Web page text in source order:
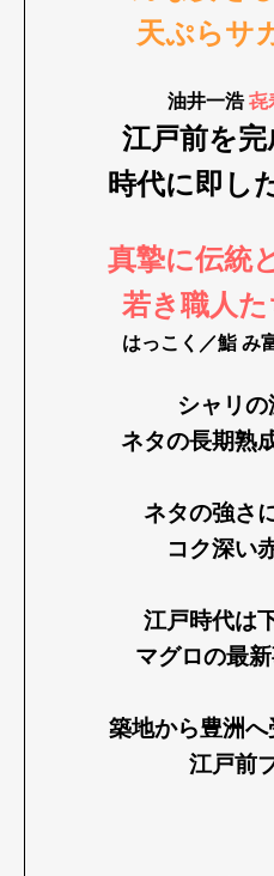
Art&DesignWatch
Product
Pen Membership
Pen
Pen international
天ぷらサ
油井一浩㐂
江戸前を完
時代に即し
真摯に伝統
若き職人た
はっこく／鮨 み
シャリの
ネタの長期熟
ネタの強さ
コク深い
江戸時代は
マグロの最
築地から豊洲へ
江戸前